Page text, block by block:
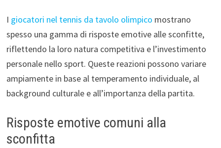
I giocatori nel tennis da tavolo olimpico mostrano
spesso una gamma di risposte emotive alle sconfitte,
riflettendo la loro natura competitiva e l’investimento
personale nello sport. Queste reazioni possono variare
ampiamente in base al temperamento individuale, al
background culturale e all’importanza della partita.
Risposte emotive comuni alla
sconfitta